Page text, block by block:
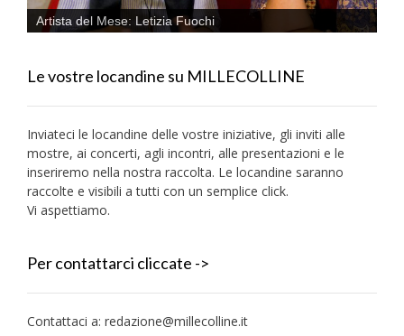
Artista del Mese: Letizia Fuochi
Le vostre locandine su MILLECOLLINE
Inviateci le locandine delle vostre iniziative, gli inviti alle
mostre, ai concerti, agli incontri, alle presentazioni e le
inseriremo nella nostra raccolta. Le locandine saranno
raccolte e visibili a tutti con un semplice click.
Vi aspettiamo.
Per contattarci cliccate ->
Contattaci a: redazione@millecolline.it